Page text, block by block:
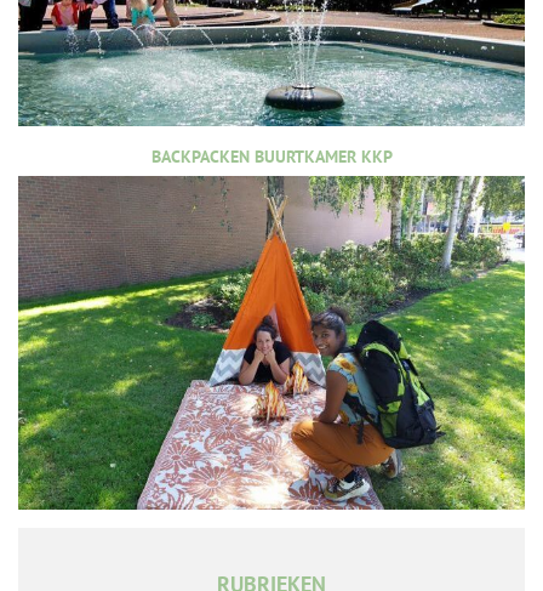
BACKPACKEN BUURTKAMER KKP
RUBRIEKEN